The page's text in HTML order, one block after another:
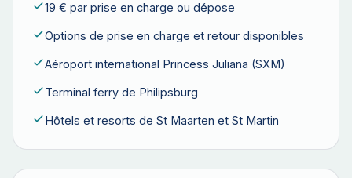
19 € par prise en charge ou dépose
Options de prise en charge et retour disponibles
Aéroport international Princess Juliana (SXM)
Terminal ferry de Philipsburg
Hôtels et resorts de St Maarten et St Martin